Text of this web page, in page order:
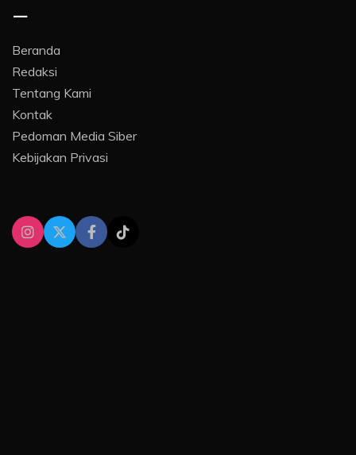
–
Beranda
Redaksi
Tentang Kami
Kontak
Pedoman Media Siber
Kebijakan Privasi